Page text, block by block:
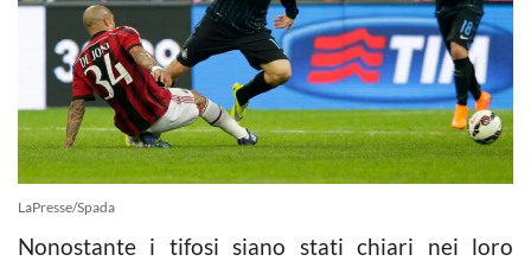
LaPresse/Spada
Nonostante i tifosi siano stati chiari nei loro